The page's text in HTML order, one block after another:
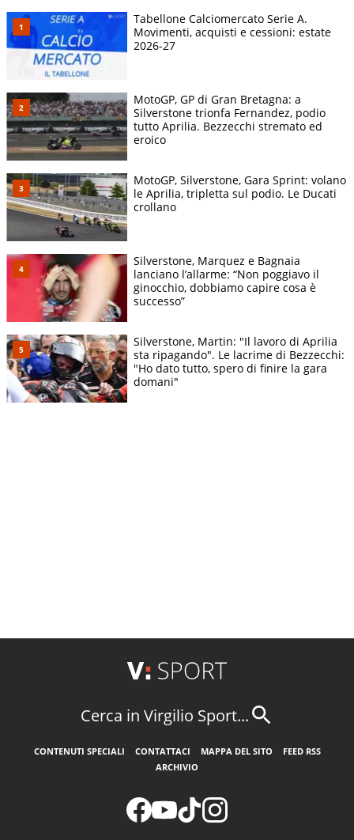
Tabellone Calciomercato Serie A.
Movimenti, acquisti e cessioni: estate
2026-27
MotoGP, GP di Gran Bretagna: a
Silverstone trionfa Fernandez, podio
tutto Aprilia. Bezzecchi stremato ed
eroico
MotoGP, Silverstone, Gara Sprint: volano
le Aprilia, tripletta sul podio. Le Ducati
crollano
Silverstone, Marquez e Bagnaia
lanciano l’allarme: “Non poggiavo il
ginocchio, dobbiamo capire cosa è
successo”
Silverstone, Martin: "Il lavoro di Aprilia
sta ripagando". Le lacrime di Bezzecchi:
"Ho dato tutto, spero di finire la gara
domani"
Cerca in Virgilio Sport...
CONTENUTI SPECIALI CONTATTACI MAPPA DEL SITO
FEED RSS
ARCHIVIO